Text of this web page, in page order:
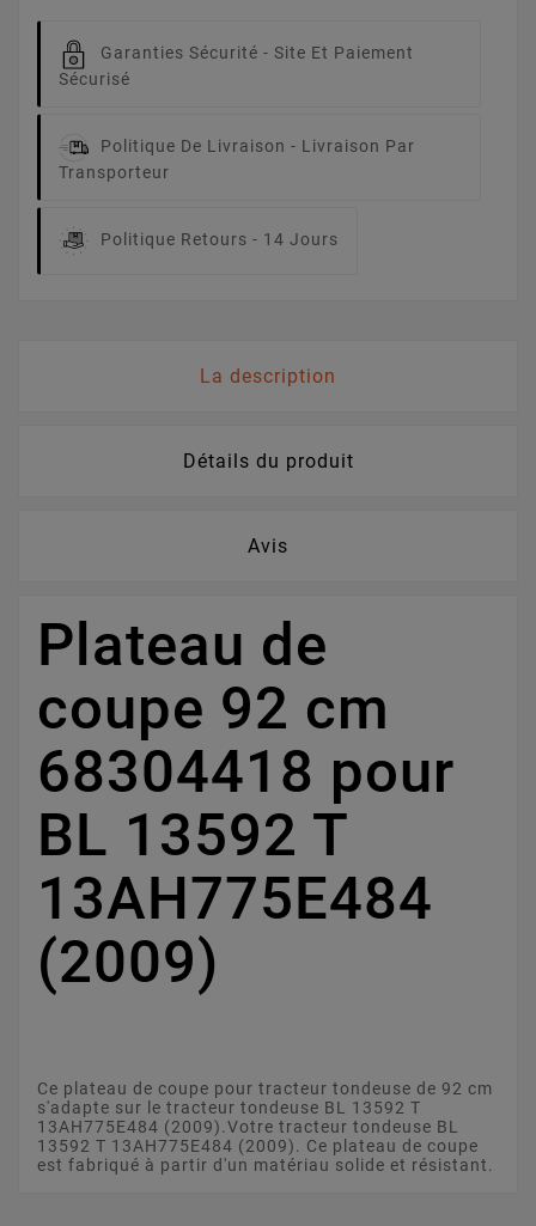
Garanties Sécurité - Site Et Paiement
Sécurisé
Politique De Livraison - Livraison Par
Transporteur
Politique Retours - 14 Jours
La description
Détails du produit
Avis
Plateau de
coupe 92 cm
68304418 pour
BL 13592 T
13AH775E484
(2009)
Ce plateau de coupe pour tracteur tondeuse de 92 cm
s'adapte sur le tracteur tondeuse BL 13592 T
13AH775E484 (2009).Votre tracteur tondeuse BL
13592 T 13AH775E484 (2009). Ce plateau de coupe
est fabriqué à partir d'un matériau solide et résistant.